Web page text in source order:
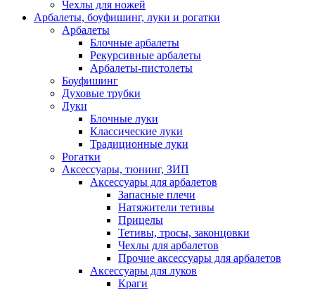
Чехлы для ножей
Арбалеты, боуфишинг, луки и рогатки
Арбалеты
Блочные арбалеты
Рекурсивные арбалеты
Арбалеты-пистолеты
Боуфишинг
Духовые трубки
Луки
Блочные луки
Классические луки
Традиционные луки
Рогатки
Аксессуары, тюнинг, ЗИП
Аксессуары для арбалетов
Запасные плечи
Натяжители тетивы
Прицелы
Тетивы, тросы, законцовки
Чехлы для арбалетов
Прочие аксессуары для арбалетов
Аксессуары для луков
Краги